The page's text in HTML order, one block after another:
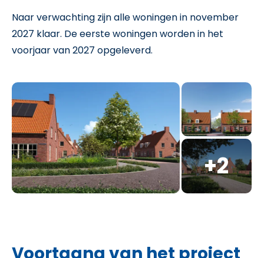
Naar verwachting zijn alle woningen in november
2027 klaar. De eerste woningen worden in het
voorjaar van 2027 opgeleverd.